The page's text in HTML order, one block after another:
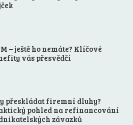
– ještě ho nemáte? Klíčové
vás přesvědčí
přeskládat firemní dluhy?
pohled na refinancování
závazků